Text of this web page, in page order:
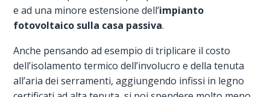
e ad una minore estensione dell’impianto
fotovoltaico sulla casa passiva.
Anche pensando ad esempio di triplicare il costo
dell’isolamento termico dell’involucro e della tenuta
all’aria dei serramenti, aggiungendo infissi in legno